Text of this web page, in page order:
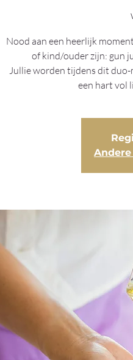
Nood aan een heerlijk
of kind/ouder zijn: gun
Jullie worden tijdens dit duo-